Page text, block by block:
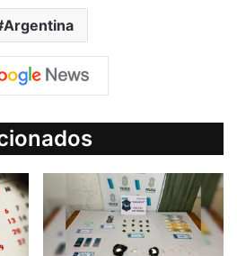
Argentina